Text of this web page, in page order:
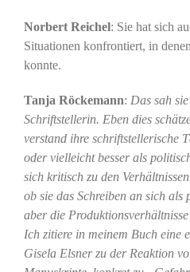
Norbert Reichel: Sie hat sich
Situationen konfrontiert, in
konnte.
Tanja Röckemann: Das sah
Schriftstellerin. Eben dies
verstand ihre schriftstellerische
oder vielleicht besser als
sich kritisch zu den
ob sie das Schreiben an sich als
aber die
Ich zitiere in meinem Buch eine
Gisela Elsner zu der Reaktion